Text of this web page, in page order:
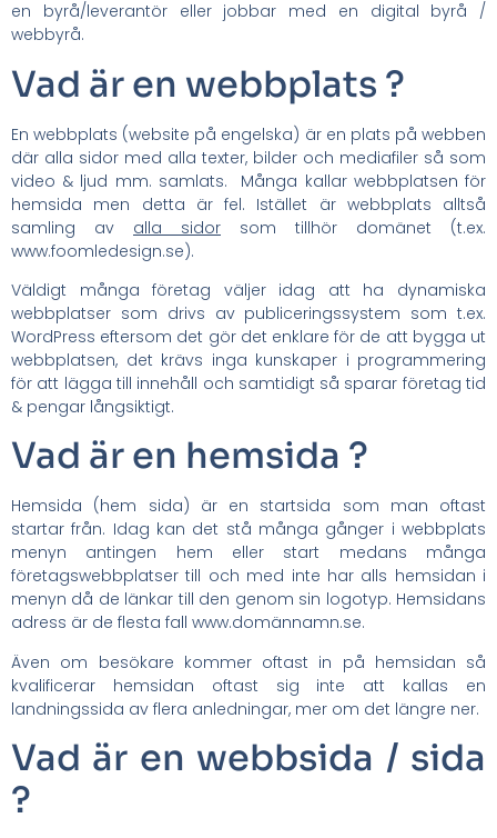
en byrå/leverantör eller jobbar med en digital byrå /
webbyrå.
Vad är en webbplats ?
En webbplats (website på engelska) är en plats på webben
där alla sidor med alla texter, bilder och mediafiler så som
video & ljud mm. samlats. Många kallar webbplatsen för
hemsida men detta är fel. Istället är webbplats alltså
samling av alla sidor som tillhör domänet (t.ex.
www.foomledesign.se).
Väldigt många företag väljer idag att ha dynamiska
webbplatser som drivs av publiceringssystem som t.ex.
WordPress eftersom det gör det enklare för de att bygga ut
webbplatsen, det krävs inga kunskaper i programmering
för att lägga till innehåll och samtidigt så sparar företag tid
& pengar långsiktigt.
Vad är en hemsida ?
Hemsida (hem sida) är en startsida som man oftast
startar från. Idag kan det stå många gånger i webbplats
menyn antingen hem eller start medans många
företagswebbplatser till och med inte har alls hemsidan i
menyn då de länkar till den genom sin logotyp. Hemsidans
adress är de flesta fall www.domännamn.se.
Även om besökare kommer oftast in på hemsidan så
kvalificerar hemsidan oftast sig inte att kallas en
landningssida av flera anledningar, mer om det längre ner.
Vad är en webbsida / sida
?